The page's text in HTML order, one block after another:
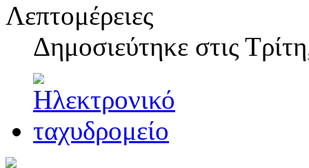
Λεπτομέρειες
Δημοσιεύτηκε στις